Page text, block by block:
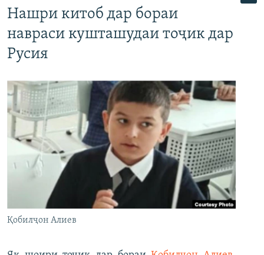
Нашри китоб дар бораи
навраси кушташудаи тоҷик дар
Русия
Қобилҷон Алиев